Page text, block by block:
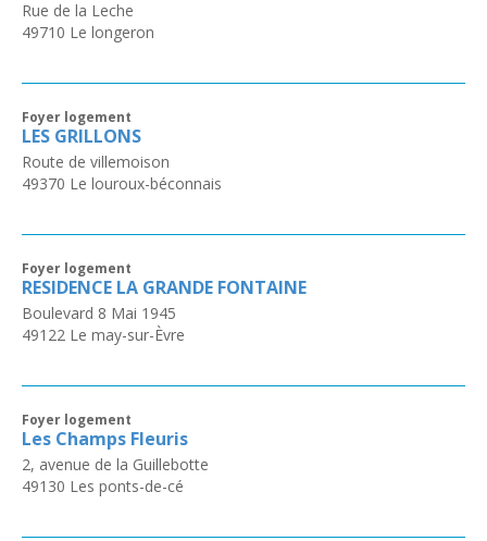
Rue de la Leche
49710 Le longeron
Foyer logement
LES GRILLONS
Route de villemoison
49370 Le louroux-béconnais
Foyer logement
RESIDENCE LA GRANDE FONTAINE
Boulevard 8 Mai 1945
49122 Le may-sur-Èvre
Foyer logement
Les Champs Fleuris
2, avenue de la Guillebotte
49130 Les ponts-de-cé